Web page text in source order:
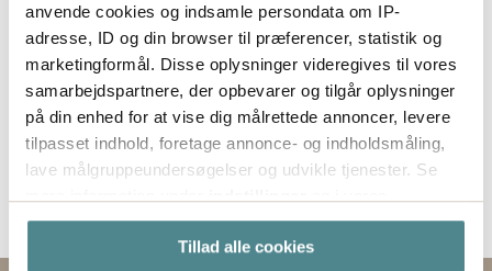
anvende cookies og indsamle persondata om IP-
adresse, ID og din browser til præferencer, statistik og
marketingformål. Disse oplysninger videregives til vores
samarbejdspartnere, der opbevarer og tilgår oplysninger
på din enhed for at vise dig målrettede annoncer, levere
tilpasset indhold, foretage annonce- og indholdsmåling,
lave målgruppeundersøgelser og udvikle tjenester. Se
persondatapolitik. Du kan altid trække dit samtykke
tilbage eller ændre indstillinger fra vores
Tillad alle cookies